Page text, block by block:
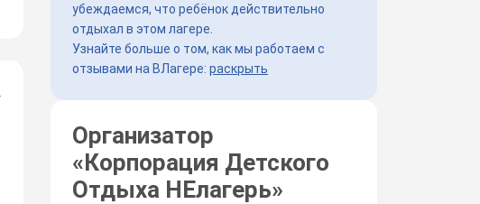
убеждаемся, что ребёнок действительно
отдыхал в этом лагере.
Узнайте больше о том, как мы работаем с
отзывами на ВЛагере: раскрыть
Организатор
«Корпорация Детского
Отдыха НЕлагерь»